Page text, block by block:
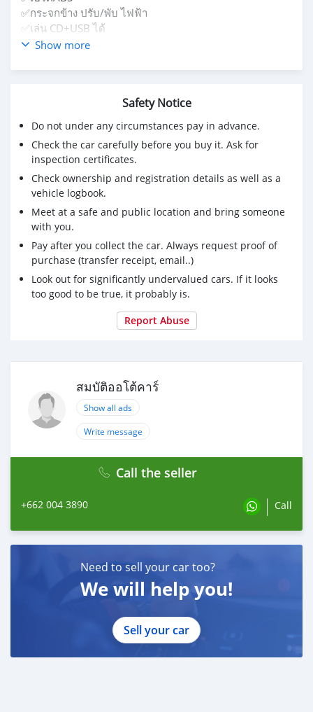
✅กระจกข้าง ปรับ/พับ ไฟฟ้า
✅เล่น CD+USB ได้
✅เครื่องช่วงล่างดี แอร์เย็นฉ่ำ
✅ระบบไฟฟ้าพร้อมใช้งาน
✅เซ็นทรัลล็อก
Show more
Safety Notice
Do not under any circumstances pay in advance.
Check the car carefully before you buy it. Ask for
inspection certificates.
Check ownership and registration details as well as a
vehicle logbook.
Meet at a safe and public location and bring someone
with you.
Pay after you collect the car. Always request proof of
purchase (transfer receipt, email..)
Look out for significantly undervalued cars. If it looks
too good to be true, it probably is.
Report Abuse
สมบัติออโต้คาร์
Show all ads
Write message
Call the seller
+662 004 3890 Call
Need to sell your car too?
We will help you!
Sell your car